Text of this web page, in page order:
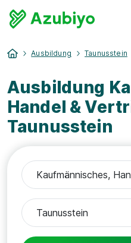
Ausbildung Taunusstein
Ausbildung
Handel &
Taunusstein